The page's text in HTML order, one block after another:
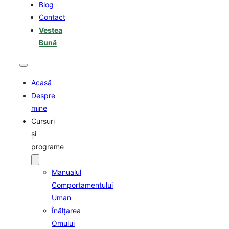
Blog
Contact
Vestea
Bună
Acasă
Despre
mine
Cursuri
şi
programe
Manualul
Comportamentului
Uman
Înălţarea
Omului